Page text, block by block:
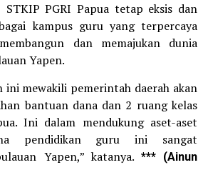
PGRI Papua tetap eksis dan
kampus guru yang terpercaya
dan memajukan dunia
Yapen.
ini mewakili pemerintah daerah akan
bantuan dana dan 2 ruang kelas
Ini dalam mendukung aset-aset
pendidikan guru ini sangat
Yapen,” katanya. *** (Ainun